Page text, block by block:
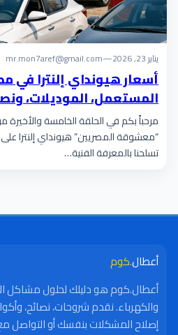
يناير 23, 2026 —
mr.mon7aref@gmail.com
المستعمل، الموديلات،
مرحباً بكم في الحلقة الخامسة والأخيرة
“معشوقة المصريين” هيونداي إلنترا
تسلحنا بالمعرفة الفنية…
أعطال.كوم
أعطال.كوم هو دليلك لحلول مشاكل
والكهرباء. نقدم شروحات، نصائح،
إصلاح المشكلات بنفسك أو التواصل